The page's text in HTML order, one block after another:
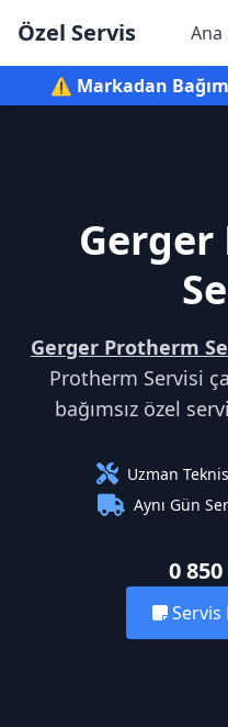
Özel Servis Ana
⚠️ Markadan
Gerger Protherm
Protherm Servisi
bağımsız özel
Uzman
Aynı Gün
0
Servis